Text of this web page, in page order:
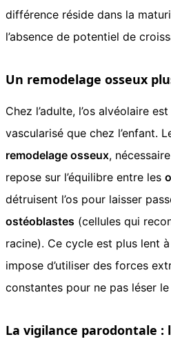
différence réside dans la
l’absence de potentiel de
Un remodelage osseux
Chez l’adulte, l’os alvéolaire
vascularisé que chez l’enfant.
remodelage osseux,
repose sur l’équilibre entre les
détruisent l’os pour laisser
ostéoblastes (cellules qui
racine). Ce cycle est plus lent
impose d’utiliser des forces
constantes pour ne pas léser le
La vigilance parodontale :